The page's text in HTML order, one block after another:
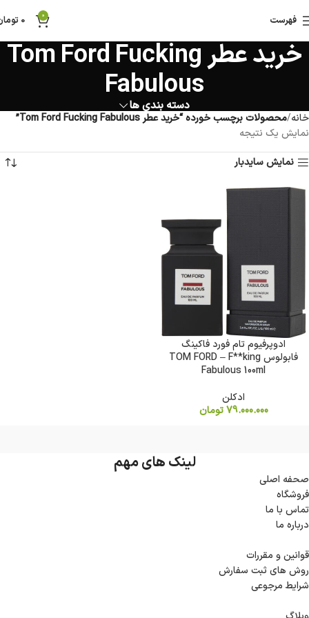
فهرست 0
0
خرید عطر Tom Ford Fucking
Fabulous
دسته بندی ها
خانه محصولات برچسب خورده “خرید عطر Tom Ford Fucking Fabulous”
نمایش یک نتیجه
نمایش سایدبار
ادوپرفیوم تام فورد فاکینگ
فابولوس TOM FORD – F**king
Fabulous 100ml
ادکلن
79.000.000 تومان
لینک های مهم
صحفه اصلی
فروشگاه
تماس با ما
درباره ما
قوانین و مقررات
روش های ثبت سفارش
شرایط مرجوعی